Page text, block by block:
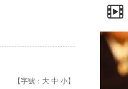
【字號： 大 中 小】